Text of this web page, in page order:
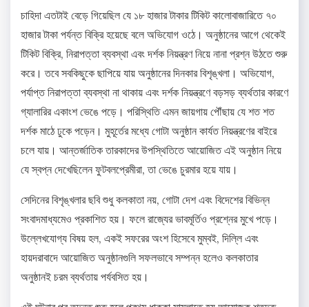
চাহিদা এতটাই বেড়ে গিয়েছিল যে ১৮ হাজার টাকার টিকিট কালোবাজারিতে ৭০
হাজার টাকা পর্যন্ত বিক্রি হয়েছে বলে অভিযোগ ওঠে। অনুষ্ঠানের আগে থেকেই
টিকিট বিক্রি, নিরাপত্তা ব্যবস্থা এবং দর্শক নিয়ন্ত্রণ নিয়ে নানা প্রশ্ন উঠতে শুরু
করে। তবে সবকিছুকে ছাপিয়ে যায় অনুষ্ঠানের দিনকার বিশৃঙ্খলা। অভিযোগ,
পর্যাপ্ত নিরাপত্তা ব্যবস্থা না থাকায় এবং দর্শক নিয়ন্ত্রণে বড়সড় ব্যর্থতার কারণে
গ্যালারির একাংশ ভেঙে পড়ে। পরিস্থিতি এমন জায়গায় পৌঁছায় যে শত শত
দর্শক মাঠে ঢুকে পড়েন। মুহূর্তের মধ্যে গোটা অনুষ্ঠান কার্যত নিয়ন্ত্রণের বাইরে
চলে যায়। আন্তর্জাতিক তারকাদের উপস্থিতিতে আয়োজিত এই অনুষ্ঠান নিয়ে
যে স্বপ্ন দেখেছিলেন ফুটবলপ্রেমীরা, তা ভেঙে চুরমার হয়ে যায়।
সেদিনের বিশৃঙ্খলার ছবি শুধু কলকাতা নয়, গোটা দেশ এবং বিদেশের বিভিন্ন
সংবাদমাধ্যমেও প্রকাশিত হয়। ফলে রাজ্যের ভাবমূর্তিও প্রশ্নের মুখে পড়ে।
উল্লেখযোগ্য বিষয় হল, একই সফরের অংশ হিসেবে মুম্বই, দিল্লি এবং
হায়দরাবাদে আয়োজিত অনুষ্ঠানগুলি সফলভাবে সম্পন্ন হলেও কলকাতার
অনুষ্ঠানই চরম ব্যর্থতায় পর্যবসিত হয়।